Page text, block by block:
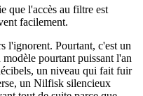
que l'accès au filtre est
facilement.
l'ignorent. Pourtant, c'est un
pourtant puissant l'an
un niveau qui fait fuir
un Nilfisk silencieux